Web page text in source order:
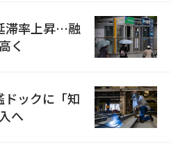
滞率上昇…融
く
ックに「知
へ